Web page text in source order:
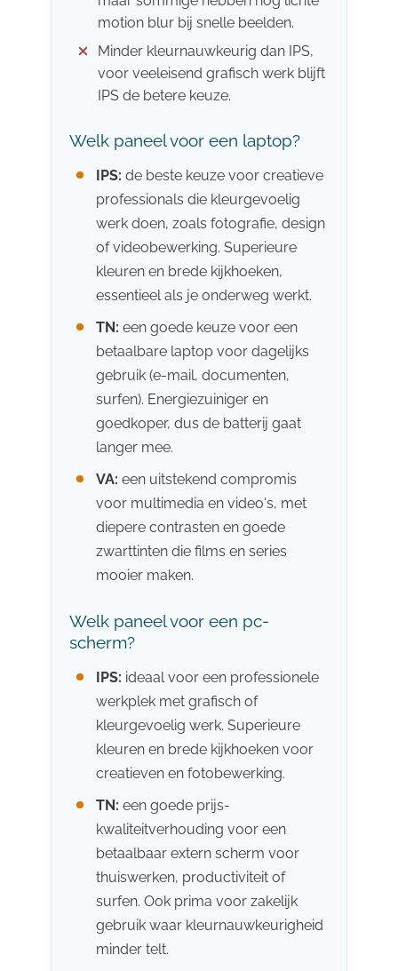
motion blur bij snelle beelden.
Minder kleurnauwkeurig dan IPS,
voor veeleisend grafisch werk blijft
IPS de betere keuze.
Welk paneel voor een laptop?
IPS: de beste keuze voor creatieve
professionals die kleurgevoelig
werk doen, zoals fotografie, design
of videobewerking. Superieure
kleuren en brede kijkhoeken,
essentieel als je onderweg werkt.
TN: een goede keuze voor een
betaalbare laptop voor dagelijks
gebruik (e-mail, documenten,
surfen). Energiezuiniger en
goedkoper, dus de batterij gaat
langer mee.
VA: een uitstekend compromis
voor multimedia en video's, met
diepere contrasten en goede
zwarttinten die films en series
mooier maken.
Welk paneel voor een pc-
scherm?
IPS: ideaal voor een professionele
werkplek met grafisch of
kleurgevoelig werk. Superieure
kleuren en brede kijkhoeken voor
creatieven en fotobewerking.
TN: een goede prijs-
kwaliteitverhouding voor een
betaalbaar extern scherm voor
thuiswerken, productiviteit of
surfen. Ook prima voor zakelijk
gebruik waar kleurnauwkeurigheid
minder telt.